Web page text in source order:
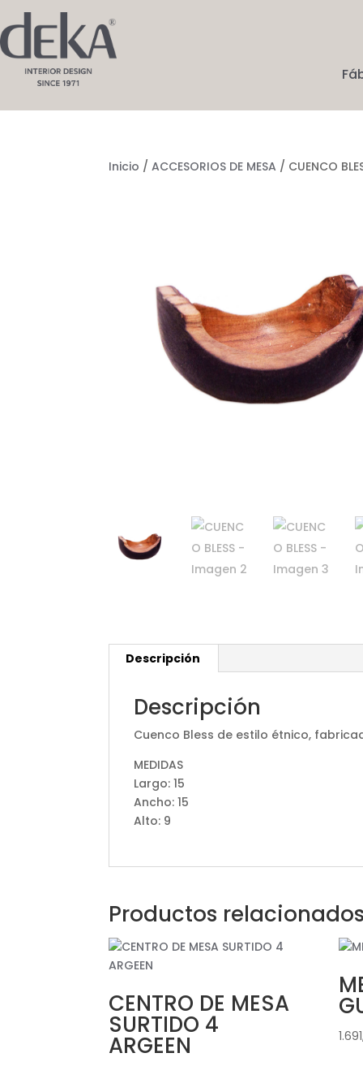
Inicio /ACCESORIOS DE MESA / CUENCO
Descripción
Descripción
Cuenco Bless de estilo étnico,
MEDIDAS
Largo: 15
Ancho: 15
Alto: 9
Productos relacionados
CENTRO DE MESA
SURTIDO 4
ARGEEN